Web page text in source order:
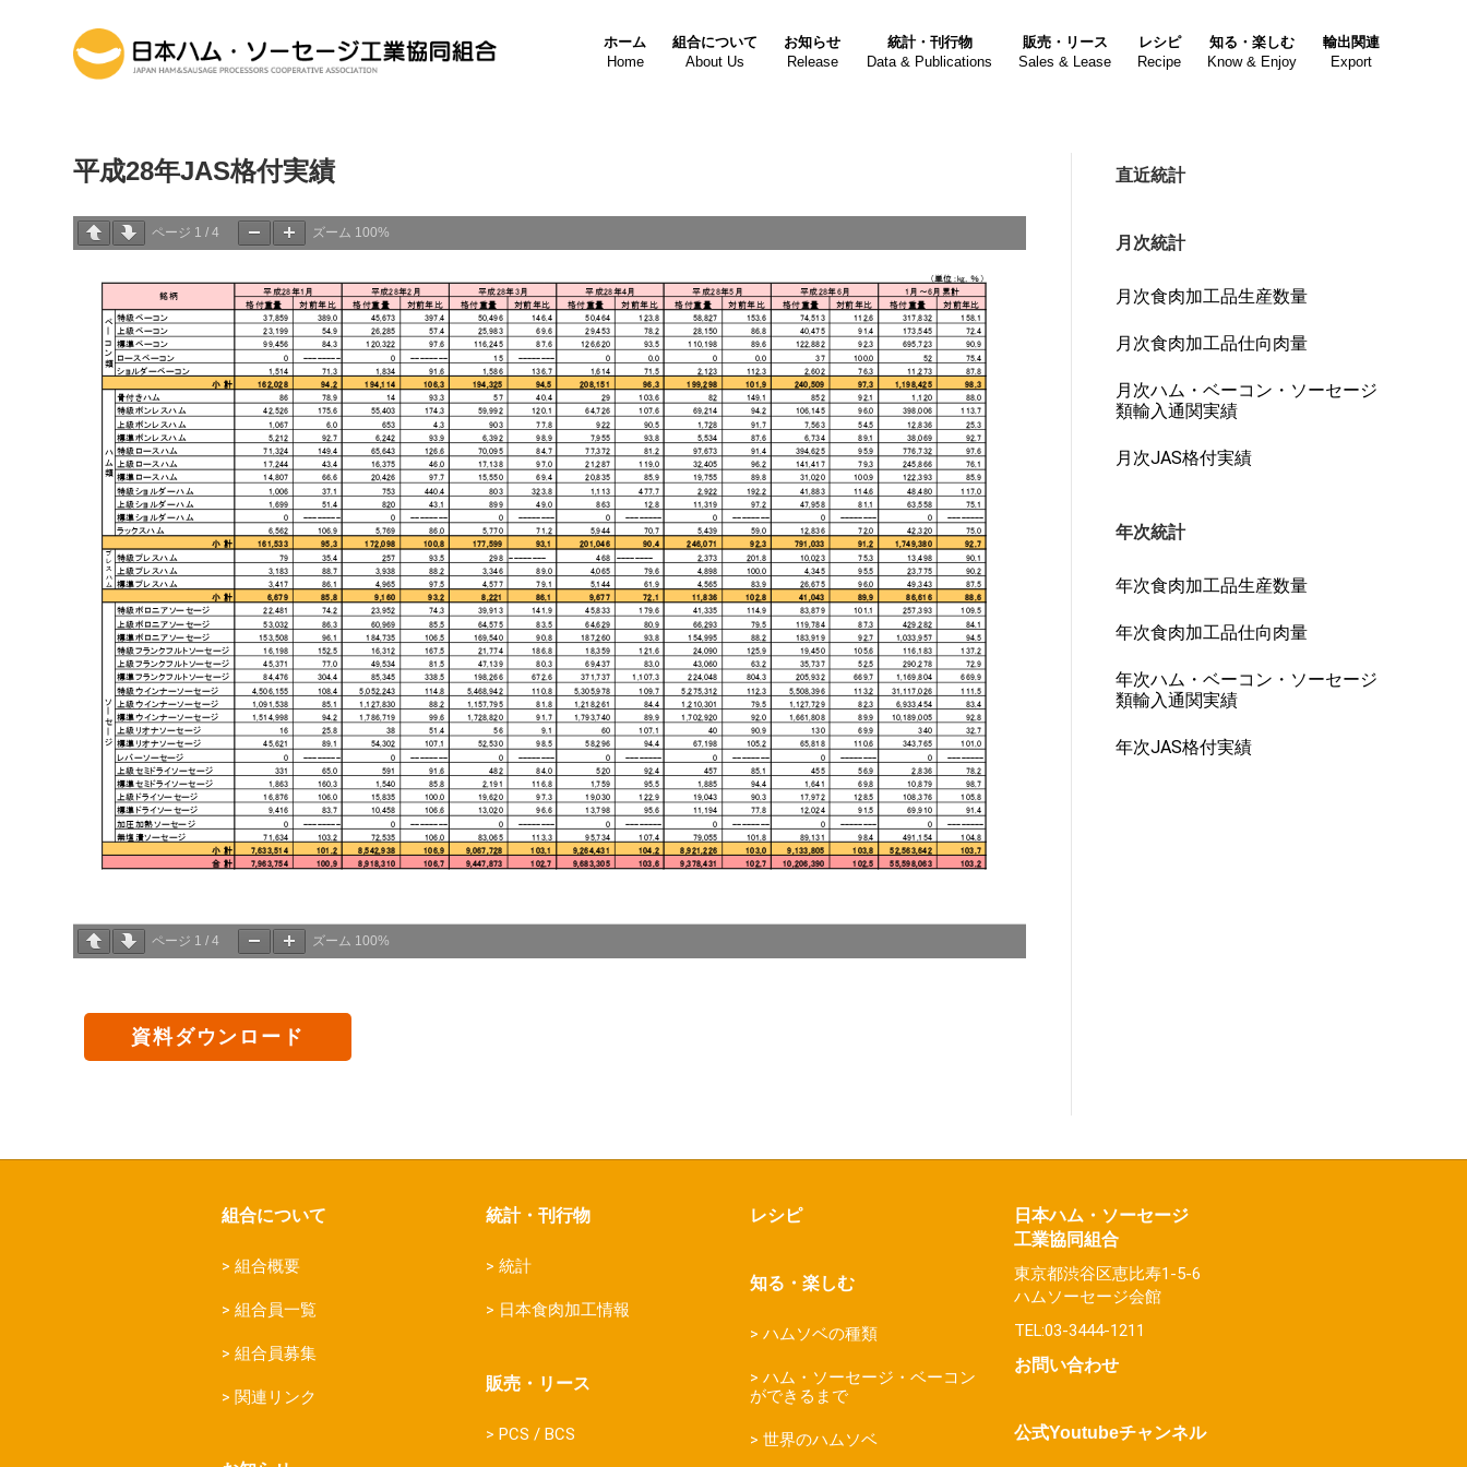
ホーム
Home
組合について
About Us
お知らせ
Release
統計・刊行物
Data & Publications
販売・リース
Sales & Lease
レシピ
Recipe
知る・楽しむ
Know & Enjoy
輸出関連
Export
平成28年JAS格付実績
ページ 1 /4 ズーム 100%
ページ 1 /4 ズーム 100%
資料ダウンロード
直近統計
月次統計
月次食肉加工品生産数量
月次食肉加工品仕向肉量
月次ハム・ベーコン・ソーセージ
類輸入通関実績
月次JAS格付実績
年次統計
年次食肉加工品生産数量
年次食肉加工品仕向肉量
年次ハム・ベーコン・ソーセージ
類輸入通関実績
年次JAS格付実績
組合について
組合概要
組合員一覧
組合員募集
関連リンク
統計・刊行物
統計
日本食肉加工情報
販売・リース
PCS / BCS
レシピ
知る・楽しむ
ハムソベの種類
ハム・ソーセージ・ベーコン
ができるまで
世界のハムソベ
日本ハム・ソーセージ
工業協同組合
東京都渋谷区恵比寿1-5-6
ハムソーセージ会館
TEL:03-3444-1211
お問い合わせ
公式Youtubeチャンネル